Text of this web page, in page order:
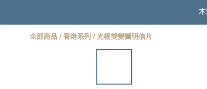
全部商品 /香港系列 /光柵雙變圖明信片